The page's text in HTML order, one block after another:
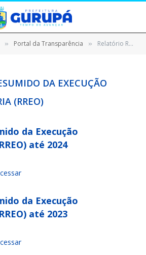
» Portal da Transparência » Relatório Resumido da Execução Orçamentária (RREO)
DA EXECUÇÃO
(RREO)
da Execução
até 2024
da Execução
até 2023